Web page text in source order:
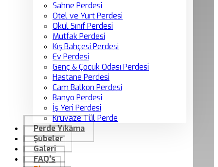
Sahne Perdesi
Otel ve Yurt Perdesi
Okul Sınıf Perdesi
Mutfak Perdesi
Kış Bahçesi Perdesi
Ev Perdesi
Genç & Çocuk Odası Perdesi
Hastane Perdesi
Cam Balkon Perdesi
Banyo Perdesi
İş Yeri Perdesi
Kruvaze Tül Perde
Perde Yıkama
Şubeler
Galeri
FAQ’s